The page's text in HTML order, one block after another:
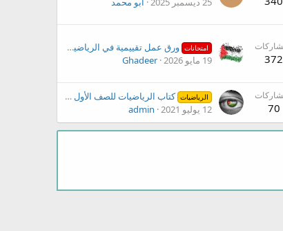
372
امتحانات ورق عمل تقييمية في الرياضيات للصف الأول لنهاية الفصل الثاني
19 مايو 2026
Ghadeer
70
الرياضيات كتاب الرياضيات للصف الأول الفصل الثاني المنهاج الجديد 2017
12 يوليو 2021
admin